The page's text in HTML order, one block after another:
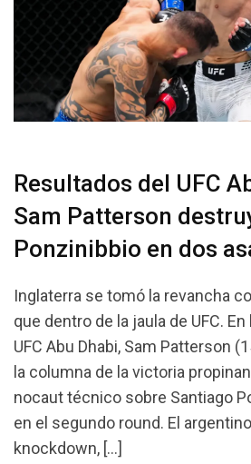
Resultados del UFC
Sam Patterson
Ponzinibbio en dos
Inglaterra se tomó la revancha
que dentro de la jaula de UFC.
UFC Abu Dhabi, Sam Patterson
la columna de la victoria
nocaut técnico sobre Santiago
en el segundo round. El
knockdown, […]